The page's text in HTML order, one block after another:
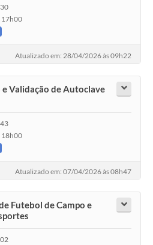
17h00
Atualizado em: 28/04/2026 às 09h22
Validação de Autoclave
18h00
Atualizado em: 07/04/2026 às 08h47
Futebol de Campo e